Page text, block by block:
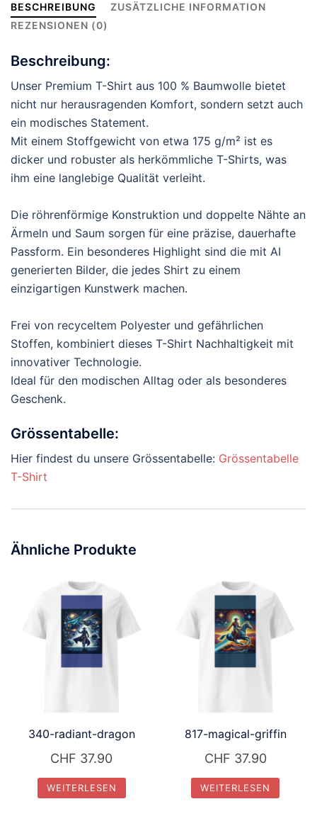
BESCHREIBUNG
ZUSÄTZLICHE INFORMATION
REZENSIONEN (0)
Beschreibung:
Unser Premium T-Shirt aus 100 % Baumwolle bietet
nicht nur herausragenden Komfort, sondern setzt auch
ein modisches Statement.
Mit einem Stoffgewicht von etwa 175 g/m² ist es
dicker und robuster als herkömmliche T-Shirts, was
ihm eine langlebige Qualität verleiht.
Die röhrenförmige Konstruktion und doppelte Nähte an
Ärmeln und Saum sorgen für eine präzise, dauerhafte
Passform. Ein besonderes Highlight sind die mit AI
generierten Bilder, die jedes Shirt zu einem
einzigartigen Kunstwerk machen.
Frei von recyceltem Polyester und gefährlichen
Stoffen, kombiniert dieses T-Shirt Nachhaltigkeit mit
innovativer Technologie.
Ideal für den modischen Alltag oder als besonderes
Geschenk.
Grössentabelle:
Hier findest du unsere Grössentabelle: Grössentabelle
T-Shirt
Ähnliche Produkte
340-radiant-dragon
CHF 37.90
WEITERLESEN
817-magical-griffin
CHF 37.90
WEITERLESEN